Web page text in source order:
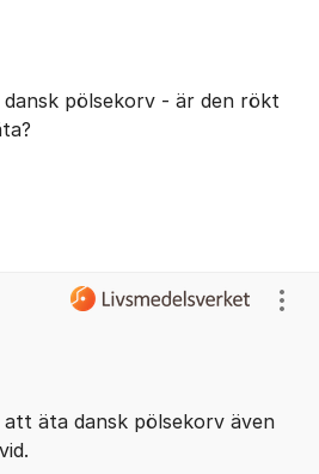
dansk pölsekorv - är den rökt
äta dansk pölsekorv även